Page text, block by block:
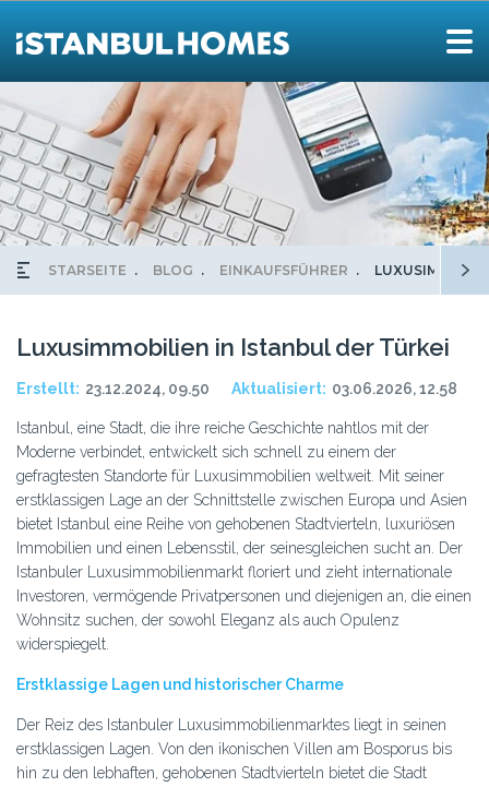
STARSEITE BLOG EINKAUFSFÜHRER
Luxusimmobilien in Istanbul der Türkei
Erstellt: 23.12.2024, 09.50 Aktualisiert: 03.06.2026, 12.58
Istanbul, eine Stadt, die ihre reiche Geschichte nahtlos mit der
Moderne verbindet, entwickelt sich schnell zu einem der
gefragtesten Standorte für Luxusimmobilien weltweit. Mit seiner
erstklassigen Lage an der Schnittstelle zwischen Europa und Asien
bietet Istanbul eine Reihe von gehobenen Stadtvierteln, luxuriösen
Immobilien und einen Lebensstil, der seinesgleichen sucht an. Der
Istanbuler Luxusimmobilienmarkt floriert und zieht internationale
Investoren, vermögende Privatpersonen und diejenigen an, die einen
Wohnsitz suchen, der sowohl Eleganz als auch Opulenz
widerspiegelt.
Erstklassige Lagen und historischer Charme
Der Reiz des Istanbuler Luxusimmobilienmarktes liegt in seinen
erstklassigen Lagen. Von den ikonischen Villen am Bosporus bis
hin zu den lebhaften, gehobenen Stadtvierteln bietet die Stadt